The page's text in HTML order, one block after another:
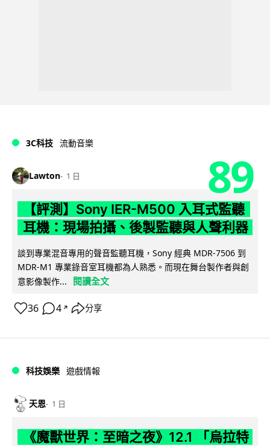
3C科技 流動音樂
Lawton 1 日 89
【評測】Sony IER-M500 入耳式監聽
耳機：現場拍攝、後製監聽與人聲利器
談到專業混音專用的聲音監聽耳機，Sony 經典 MDR-7506 到
MDR-M1 專業錄音室耳機都為人熟悉。而現在舞台製作者與創
意影像製作...
閱讀全文
36 4 ↗ 分享
科技娛樂 遊戲情報
天恩 1 日
《魔獸世界：至暗之夜》12.1 「烏拉特